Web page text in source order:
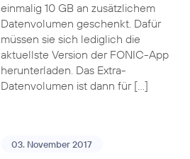
einmalig 10 GB an zusätzlichem
Datenvolumen geschenkt. Dafür
müssen sie sich lediglich die
aktuellste Version der FONIC-App
herunterladen. Das Extra-
Datenvolumen ist dann für […]
03. November 2017